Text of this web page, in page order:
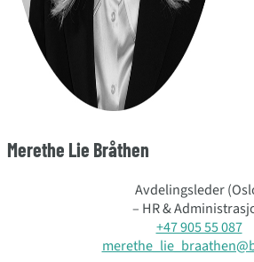
Merethe Lie Bråthen
Avdelingsleder
– HR &
+47 905 55 087